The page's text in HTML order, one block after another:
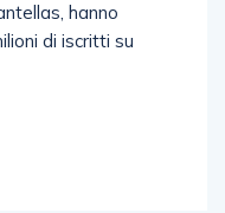
hanno
di iscritti su